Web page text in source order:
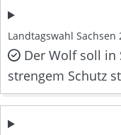
Landtagswahl Sachsen
Der Wolf soll in
strengem Schutz